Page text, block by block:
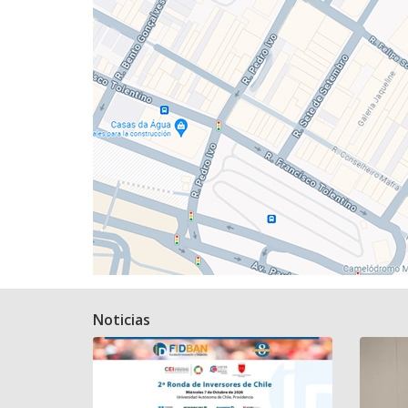
Noticias